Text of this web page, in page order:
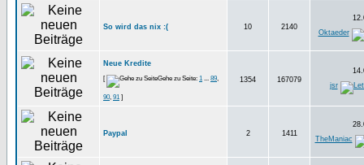
So wird das nix :( 10 2140
Oktaeder
Neue Kredite
[ Gehe zu Seite: 1 ... 89,
90, 91 ]
1354 167079
jsr
Paypal 2 1411
TheManiac